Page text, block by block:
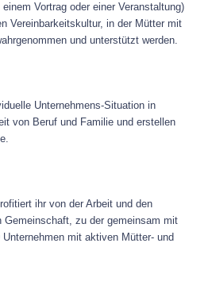
Vortrag oder einer Veranstaltung)
Vereinbarkeitskultur, in der Mütter mit
und unterstützt werden.
Unternehmens-Situation in
von Beruf und Familie und erstellen
ihr von der Arbeit und den
Gemeinschaft, zu der gemeinsam mit
mit aktiven Mütter- und